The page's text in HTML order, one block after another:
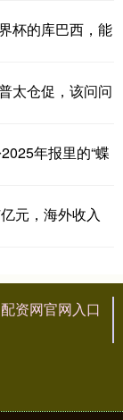
杯的库巴西，能
太仓促，该问问
年报里的“蝶
元，海外收入
配资网官网入口